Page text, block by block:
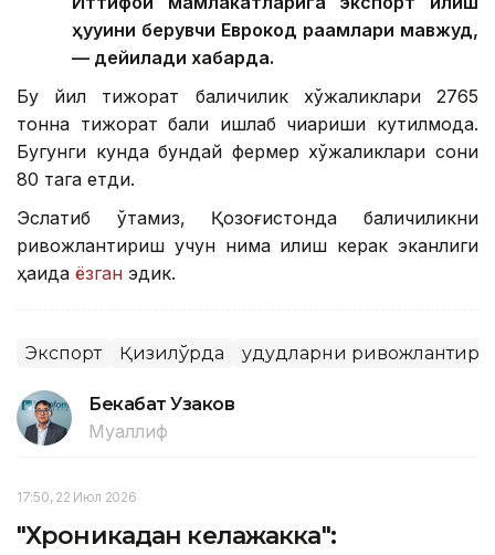
ҳуқуқини берувчи Еврокод рақамлари мавжуд,
— дейилади хабарда.
Бу йил тижорат балиқчилик хўжаликлари 2765
тонна тижорат балиқ ишлаб чиқариши кутилмоқда.
Бугунги кунда бундай фермер хўжаликлари сони
80 тага етди.
Эслатиб ўтамиз, Қозоғистонда балиқчиликни
ривожлантириш учун нима қилиш керак эканлиги
ҳақида ёзган эдик.
Экспорт Қизилўрда Ҳудудларни
Бекабат Узаков
Муаллиф
17:50, 22 Июл 2026
"Хроникадан келажакка":